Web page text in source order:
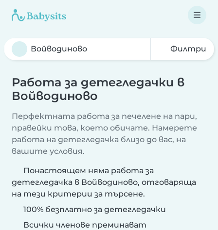
Филтри
Работа за детегледачки в
Войводиново
Перфектната работа за печелене на пари,
правейки това, което обичате. Намерете
работа на детегледачка близо до вас, на
вашите условия.
Понастоящем няма работа за
детегледачка в Войводиново, отговаряща
на тези критерии за търсене.
100% безплатно за детегледачки
Всички членове преминават